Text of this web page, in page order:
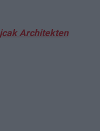
Architekten